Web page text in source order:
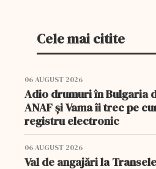
Cele mai citite
06 AUGUST 2026
Adio drumuri în Bulgaria
ANAF și Vama îi trec pe
registru electronic
06 AUGUST 2026
Val de angajări la